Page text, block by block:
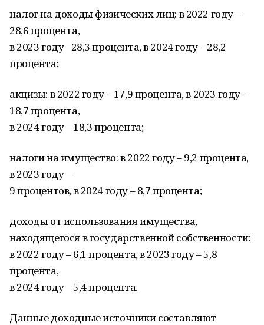
налог на доходы физических лиц: в 2022 году –
28,6 процента,
в 2023 году –28,3 процента, в 2024 году – 28,2
процента;
акцизы: в 2022 году – 17,9 процента, в 2023 году –
18,7 процента,
в 2024 году – 18,3 процента;
налоги на имущество: в 2022 году – 9,2 процента,
в 2023 году –
9 процентов, в 2024 году – 8,7 процента;
доходы от использования имущества,
находящегося в государственной собственности:
в 2022 году – 6,1 процента, в 2023 году – 5,8
процента,
в 2024 году – 5,4 процента.
Данные доходные источники составляют